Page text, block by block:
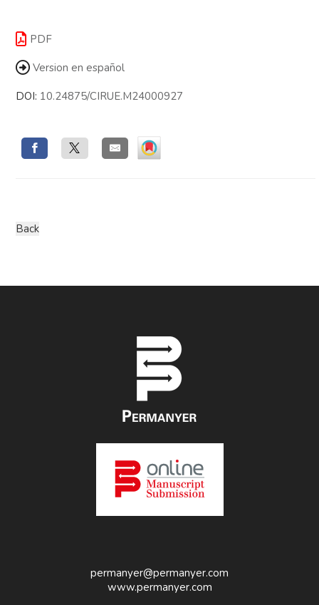
PDF
Version en español
DOI: 10.24875/CIRUE.M24000927
permanyer@permanyer.com
www.permanyer.com